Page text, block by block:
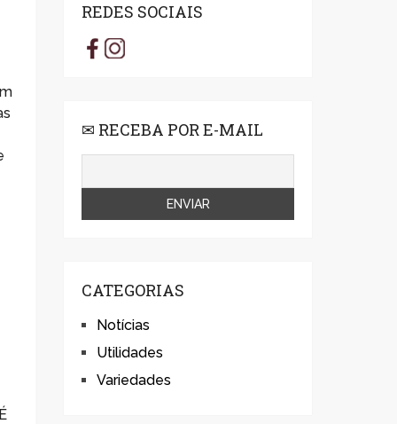
REDES SOCIAIS
✉ RECEBA POR E-MAIL
CATEGORIAS
Notícias
Utilidades
Variedades